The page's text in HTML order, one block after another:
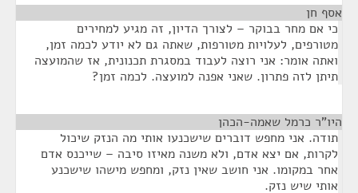
אסף חן
כי אם מחר בבוקר – לצורך הדיון, זה מגיע למחירים
מטורפים, לעלויות מטורפות, שאתה גם לא יודע לכמה זמן,
ואתה אומר: אני רוצה לעבוד במסגרת תכנונית, אז שהמועצה
תיתן לזה פתרון. שאני אפנה למועצה. לכמה זמן?
היו"ר כרמל שאמה-הכהן
תודה. אני מחפש דוברים שישכנעו אותי מה הנזק שיכול
לקרות, אם יצא אדם, ולא משנה מאיזו סיבה – שייכנס אדם
אחר במקומו. אני חושב שאין נזק, ומחפש מישהו שישכנע
אותי שיש נזק.